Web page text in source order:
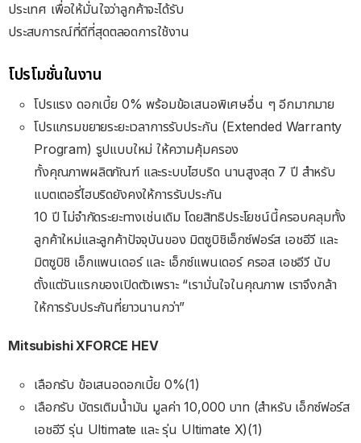
ประเทศ เพื่อให้มั่นใจว่าลูกค้าจะได้รับ
ประสบการณ์ที่ดีที่สุดตลอดการใช้งาน
โปรโมชั่นในงาน
โปรแรง ดอกเบี้ย 0% พร้อมข้อเสนอพิเศษอื่น ๆ อีกมากมาย
โปรแกรมขยายระยะเวลาการรับประกัน (Extended Warranty
Program) รูปแบบใหม่ ให้ความคุ้มครอง
ทั้งคุณภาพผลิตภัณฑ์ และระบบไฮบริด นานสูงสุด 7 ปี สําหรับ
แบตเตอรี่ไฮบริดยังคงให้การรับประกัน
10 ปี ไม่จํากัดระยะทางเช่นเดิม โดยสิทธิประโยชน์นี้ครอบคลุมทั้ง
ลูกค้าใหม่และลูกค้าปัจจุบันของ มิตซูบิชิเอ็กซ์ฟอร์ส เอชอีวี และ
มิตซูบิชิ เอ็กแพนเดอร์ และ เอ็กซ์แพนเดอร์ ครอส เอชอีวี นับ
ตั้งแต่วันแรกของเปิดตัวเพราะ “เรามั่นใจในคุณภาพ เราจึงกล้า
ให้การรับประกันที่ยาวนานกว่า”
Mitsubishi XFORCE HEV
เลือกรับ ข้อเสนอดอกเบี้ย 0%(1)
เลือกรับ บัตรเติมนํ้ามัน มูลค่า 10,000 บาท (สําหรับ เอ็กซ์ฟอร์ส
เอชอีวี รุ่น Ultimate และ รุ่น Ultimate X)(1)